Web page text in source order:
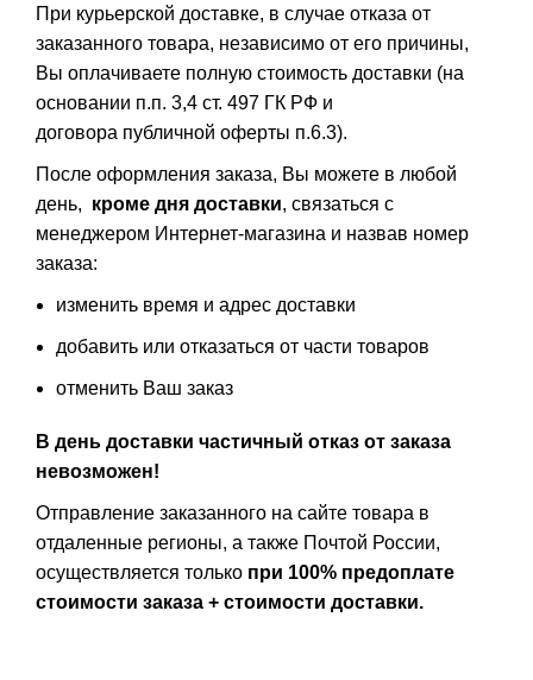
При курьерской доставке, в случае отказа от
заказанного товара, независимо от его причины,
Вы оплачиваете полную стоимость доставки (на
основании п.п. 3,4 ст. 497 ГК РФ и
договора публичной оферты п.6.3).
После оформления заказа, Вы можете в любой
день, кроме дня доставки, связаться с
менеджером Интернет-магазина и назвав номер
заказа:
изменить время и адрес доставки
добавить или отказаться от части товаров
отменить Ваш заказ
В день доставки частичный отказ от заказа
невозможен!
Отправление заказанного на сайте товара в
отдаленные регионы, а также Почтой России,
осуществляется только при 100% предоплате
стоимости заказа + стоимости доставки.